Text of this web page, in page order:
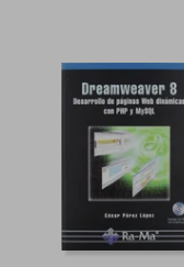
45%